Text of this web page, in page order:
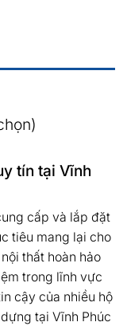
tín tại Vĩnh
cấp và lắp đặt
tiêu mang lại cho
thất hoàn hảo
trong lĩnh vực
cậy của nhiều hộ
tại Vĩnh Phúc